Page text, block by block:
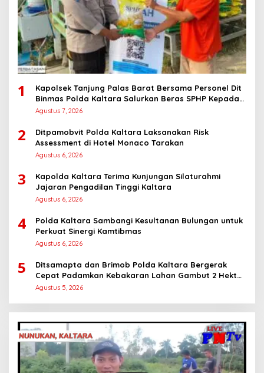
1
Kapolsek Tanjung Palas Barat Bersama Personel Dit
Binmas Polda Kaltara Salurkan Beras SPHP Kepada
Masyarakat
Agustus 7, 2026
2
Ditpamobvit Polda Kaltara Laksanakan Risk
Assessment di Hotel Monaco Tarakan
Agustus 6, 2026
3
Kapolda Kaltara Terima Kunjungan Silaturahmi
Jajaran Pengadilan Tinggi Kaltara
Agustus 6, 2026
4
Polda Kaltara Sambangi Kesultanan Bulungan untuk
Perkuat Sinergi Kamtibmas
Agustus 6, 2026
5
Ditsamapta dan Brimob Polda Kaltara Bergerak
Cepat Padamkan Kebakaran Lahan Gambut 2 Hektar
di Bulungan
Agustus 5, 2026